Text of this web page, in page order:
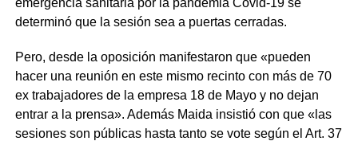
determinó que la sesión sea a puertas cerradas.
Pero, desde la oposición manifestaron que «pueden
hacer una reunión en este mismo recinto con más de 70
ex trabajadores de la empresa 18 de Mayo y no dejan
entrar a la prensa». Además Maida insistió con que «las
sesiones son públicas hasta tanto se vote según el Art. 37